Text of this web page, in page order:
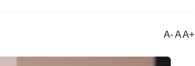
A- A A+